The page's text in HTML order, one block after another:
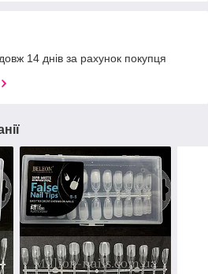
14 днів за рахунок покупця